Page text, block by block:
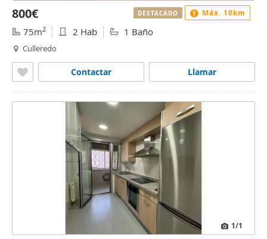
800€
75m2 2 Hab 1 Baño
Culleredo
Llamar
Contactar
DESTACADO Máx. 10km
1/1